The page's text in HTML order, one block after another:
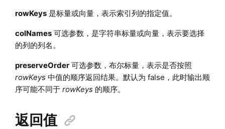
rowKeys是标量或向量，表示索引列的指定值。
colNames可选参数，是字符串标量或向量，表示要选择
的列的列名。
preserveOrder可选参数，布尔标量，表示是否按照
rowKeys 中值的顺序返回结果。默认为 false，此时输出顺
序可能不同于 rowKeys的顺序。
返回值